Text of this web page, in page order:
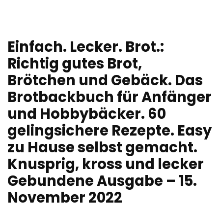
Einfach. Lecker. Brot.:
Richtig gutes Brot,
Brötchen und Gebäck. Das
Brotbackbuch für Anfänger
und Hobbybäcker. 60
gelingsichere Rezepte. Easy
zu Hause selbst gemacht.
Knusprig, kross und lecker
Gebundene Ausgabe – 15.
November 2022